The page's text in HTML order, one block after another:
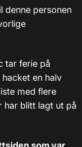
denne personen
tar ferie på
en halv
med flere
har blitt lagt ut på